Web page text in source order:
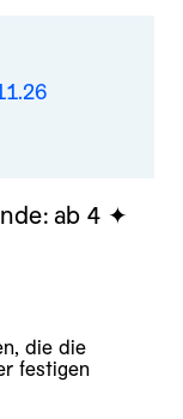
ab 4
die die
festigen